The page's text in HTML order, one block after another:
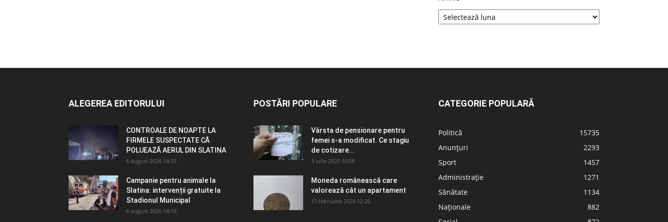
ALEGEREA EDITORULUI
CONTROALE DE NOAPTE LA
FIRMELE SUSPECTATE CĂ
POLUEAZĂ AERUL DIN SLATINA
6 august 2026 14:35
Campanie pentru animale la
Slatina: intervenții gratuite la
Stadionul Municipal
6 august 2026 14:19
POSTĂRI POPULARE
Vârsta de pensionare pentru
femei s-a modificat. Ce stagiu
de cotizare...
3 iulie 2023 10:06
Moneda românească care
valorează cât un apartament
13 februarie 2024 12:26
CATEGORIE POPULARĂ
Politică
15735
Anunțuri
2293
Sport
1457
Administrație
1271
Sănătate
1134
Naționale
882